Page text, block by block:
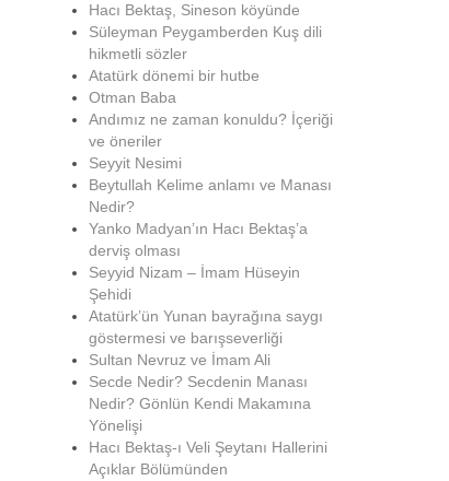
Hacı Bektaş, Sineson köyünde
Süleyman Peygamberden Kuş dili
hikmetli sözler
Atatürk dönemi bir hutbe
Otman Baba
Andımız ne zaman konuldu? İçeriği
ve öneriler
Seyyit Nesimi
Beytullah Kelime anlamı ve Manası
Nedir?
Yanko Madyan’ın Hacı Bektaş’a
derviş olması
Seyyid Nizam – İmam Hüseyin
Şehidi
Atatürk’ün Yunan bayrağına saygı
göstermesi ve barışseverliği
Sultan Nevruz ve İmam Ali
Secde Nedir? Secdenin Manası
Nedir? Gönlün Kendi Makamına
Yönelişi
Hacı Bektaş-ı Veli Şeytanı Hallerini
Açıklar Bölümünden